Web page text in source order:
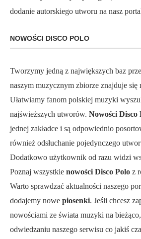
dodanie autorskiego utworu na nasz
NOWOŚCI DISCO POLO
Tworzymy jedną z największych baz
naszym muzycznym zbiorze znajduje
Ułatwiamy fanom polskiej muzyki
najświeższych utworów. Nowości Disco
jednej zakładce i są odpowiednio
również odsłuchanie pojedynczego
Dodatkowo użytkownik od razu widzi
Poznaj wszystkie nowości Disco Polo z
Warto sprawdzać aktualności naszego
dodajemy nowe piosenki. Jeśli chcesz
nowościami ze świata muzyki na
odwiedzaniu naszego serwisu co jakiś